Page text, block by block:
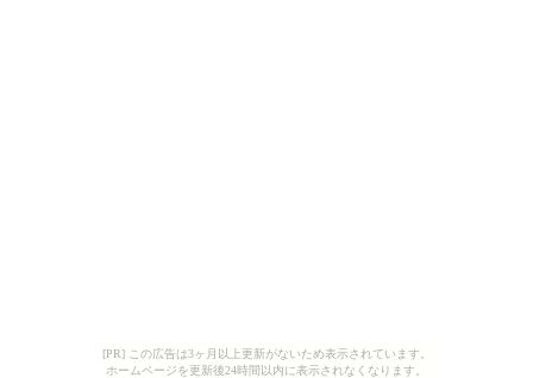
[PR] この広告は3ヶ月以上更新がないため表示されています。
ホームページを更新後24時間以内に表示されなくなります。